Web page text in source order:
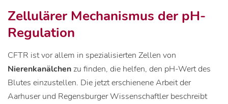
Zellulärer Mechanismus der pH-
Regulation
CFTR ist vor allem in spezialisierten Zellen von
Nierenkanälchen zu finden, die helfen, den pH-Wert des
Blutes einzustellen. Die jetzt erschienene Arbeit der
Aarhuser und Regensburger Wissenschaftler beschreibt